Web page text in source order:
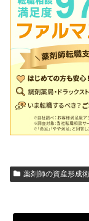
薬剤師の資産形成術